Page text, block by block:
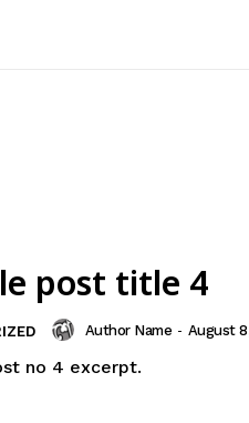
post title 4
Author Name - August
no 4 excerpt.